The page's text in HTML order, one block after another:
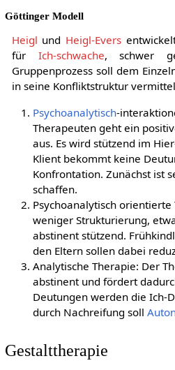
Göttinger Modell
Heigl und Heigl-Evers
für Ich-schwache, schwer
Gruppenprozess soll dem
in seine Konfliktstruktur
Psychoanalytisch-
Therapeuten geht ein
aus. Es wird stützend im
Klient bekommt keine
Konfrontation. Zunächst ist
schaffen.
Psychoanalytisch
weniger Strukturierung,
abstinent stützend.
den Eltern sollen dabei
Analytische Therapie: Der
abstinent und fördert
Deutungen werden die Ich-
durch Nachreifung soll
Gestalttherapie